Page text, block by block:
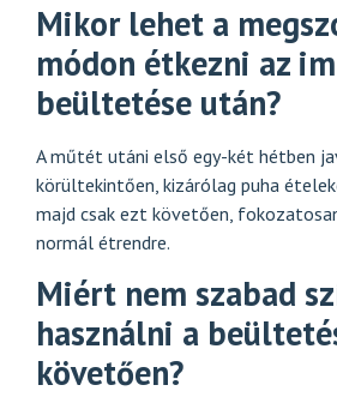
Mikor lehet a
módon étkezni az
beültetése után?
A műtét utáni első egy-két hétben
körültekintően, kizárólag puha
majd csak ezt követően,
normál étrendre.
Miért nem szabad
használni a
követően?